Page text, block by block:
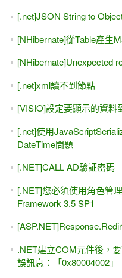
[.net]JSON String to
[NHibernate]從Table產生
[NHibernate]Unexpected
[.net]xml讀不到節點
[VISIO]設定要顯示的資料
[.net]使用
DateTime問題
[.NET]CALL AD驗証密碼
[.NET]您必須使用角色管
Framework 3.5 SP1
.NET建立COM元件後，
誤訊息：「0x80004002」